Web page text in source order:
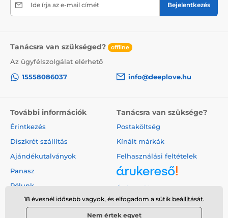
Ide írja az e-mail címét Bejelentkezés
Tanácsra van szükséged? offline
Az ügyfélszolgálat elérhető
15558086037
info@deeplove.hu
További információk
Érintkezés
Diszkrét szállítás
Ajándékutalványok
Panasz
Rólunk
Tanácsra van szüksége?
Postaköltség
Kínált márkák
Felhasználási feltételek
Árukereső.hu
18 évesnél idősebb vagyok, és elfogadom a sütik beállítását.
Nem értek egyet